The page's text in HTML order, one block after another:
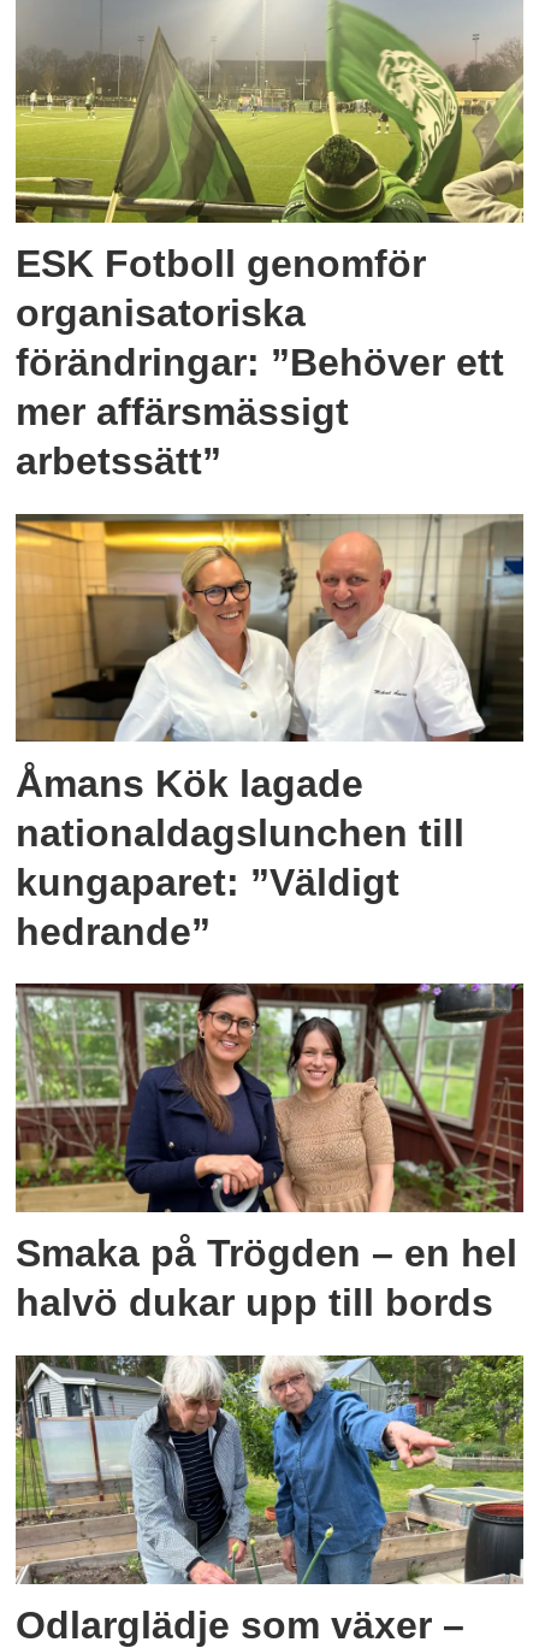
ESK Fotboll genomför
organisatoriska
förändringar: ”Behöver ett
mer affärsmässigt
arbetssätt”
Åmans Kök lagade
nationaldagslunchen till
kungaparet: ”Väldigt
hedrande”
Smaka på Trögden – en hel
halvö dukar upp till bords
Odlarglädje som växer –